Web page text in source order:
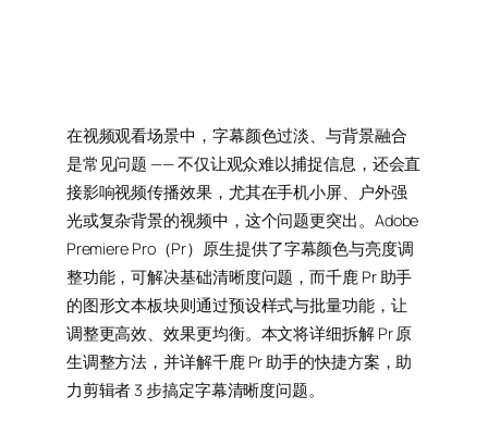
在视频观看场景中，字幕颜色过淡、与背景融合
是常见问题 —— 不仅让观众难以捕捉信息，还会直
接影响视频传播效果，尤其在手机小屏、户外强
光或复杂背景的视频中，这个问题更突出。Adobe
Premiere Pro（Pr）原生提供了字幕颜色与亮度调
整功能，可解决基础清晰度问题，而千鹿 Pr 助手
的图形文本板块则通过预设样式与批量功能，让
调整更高效、效果更均衡。本文将详细拆解 Pr 原
生调整方法，并详解千鹿 Pr 助手的快捷方案，助
力剪辑者 3 步搞定字幕清晰度问题。